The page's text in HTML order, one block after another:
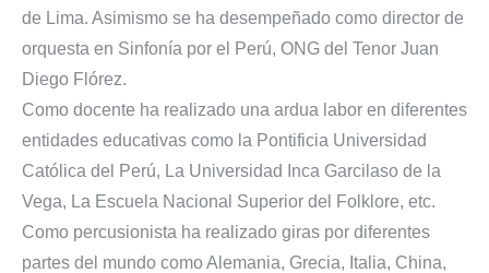
de Lima. Asimismo se ha desempeñado como director de
orquesta en Sinfonía por el Perú, ONG del Tenor Juan
Diego Flórez.
Como docente ha realizado una ardua labor en diferentes
entidades educativas como la Pontificia Universidad
Católica del Perú, La Universidad Inca Garcilaso de la
Vega, La Escuela Nacional Superior del Folklore, etc.
Como percusionista ha realizado giras por diferentes
partes del mundo como Alemania, Grecia, Italia, China,